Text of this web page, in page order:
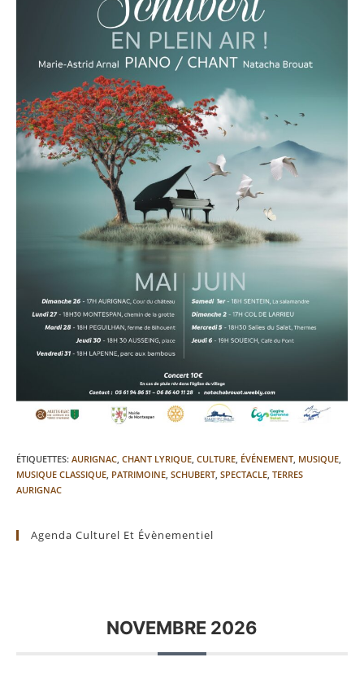
ÉTIQUETTES: AURIGNAC CHANT LYRIQUE CULTURE ÉVÉNEMENT MUSIQUE
MUSIQUE CLASSIQUE PATRIMOINE SCHUBERT SPECTACLE TERRES
AURIGNAC
Agenda Culturel Et Évènementiel
NOVEMBRE 2026